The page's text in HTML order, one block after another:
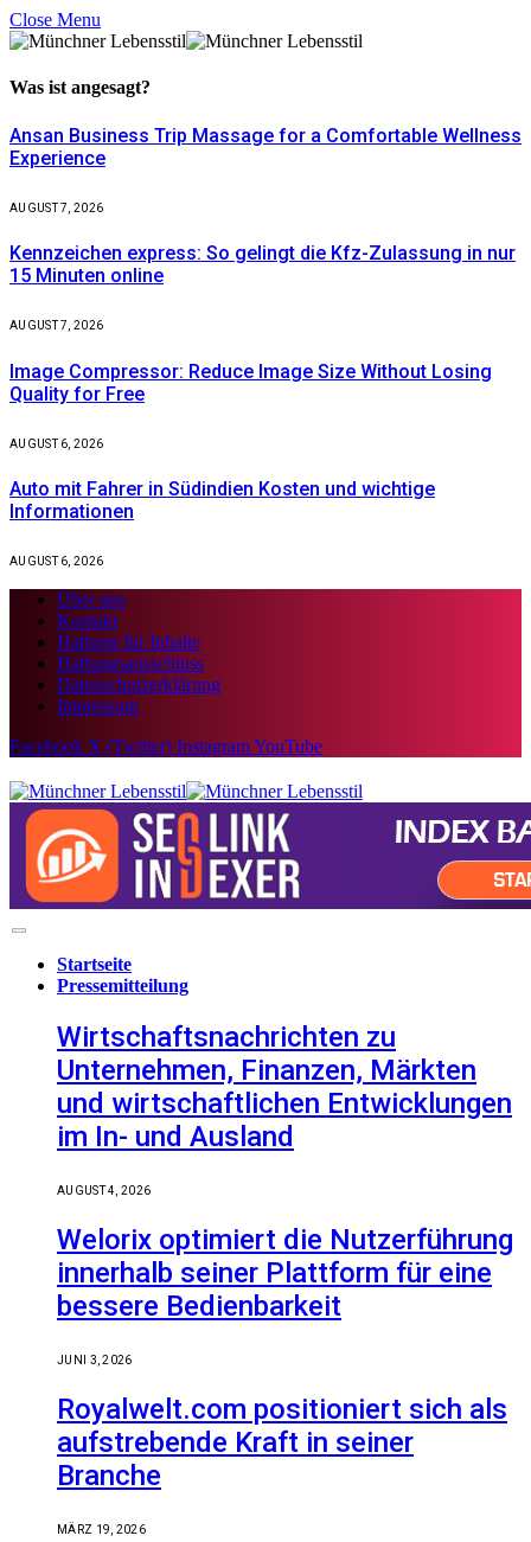
Close Menu
Was ist angesagt?
Ansan Business Trip Massage for a Comfortable Wellness
Experience
AUGUST 7, 2026
Kennzeichen express: So gelingt die Kfz-Zulassung in nur
15 Minuten online
AUGUST 7, 2026
Image Compressor: Reduce Image Size Without Losing
Quality for Free
AUGUST 6, 2026
Auto mit Fahrer in Südindien Kosten und wichtige
Informationen
AUGUST 6, 2026
Über uns
Kontakt
Haftung für Inhalte
Haftungsausschluss
Datenschutzerklärung
Impressum
Facebook X (Twitter) InstagramYouTube
Startseite
Pressemitteilung
Wirtschaftsnachrichten zu
Unternehmen, Finanzen, Märkten
und wirtschaftlichen Entwicklungen
im In- und Ausland
AUGUST 4, 2026
Welorix optimiert die Nutzerführung
innerhalb seiner Plattform für eine
bessere Bedienbarkeit
JUNI 3, 2026
Royalwelt.com positioniert sich als
aufstrebende Kraft in seiner
Branche
MÄRZ 19, 2026